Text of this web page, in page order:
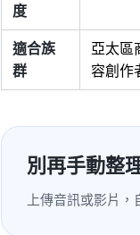
度
適合族
群
亞太區
容創作
別再手動整
上傳音訊或影片